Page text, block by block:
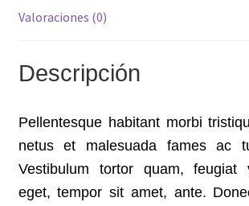
Valoraciones (0)
Descripción
Pellentesque habitant morbi
netus et malesuada fames ac
Vestibulum tortor quam, feugiat
eget, tempor sit amet, ante.